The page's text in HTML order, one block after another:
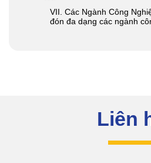
VII. Các Ngành Công
đón đa dạng các ngành
Liên